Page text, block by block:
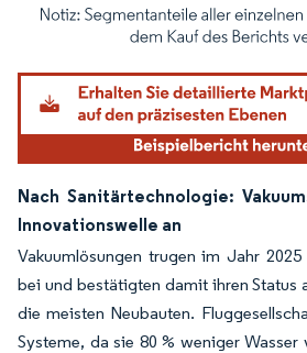
Bild © Mordor Intelligence. Wiederverwendung
Nach Sanitärtechnologie:
Innovationswelle an
Vakuumlösungen trugen im Jahr 2025
bei und bestätigten damit ihren Status
die meisten Neubauten.
Systeme, da sie 80 % weniger